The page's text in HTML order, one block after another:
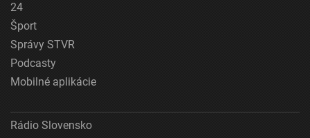
24
Šport
Správy STVR
Podcasty
Mobilné aplikácie
Rádio Slovensko